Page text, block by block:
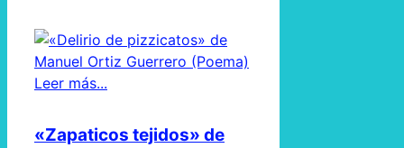
Leer más...
«Zapaticos tejidos» de